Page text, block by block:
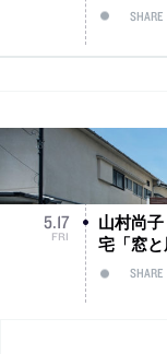
SHARE
5.17
FRI
山村尚
宅「窓と
SHARE